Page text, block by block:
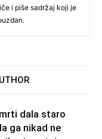
i piše sadržaj koji je
dala staro
ga nikad ne